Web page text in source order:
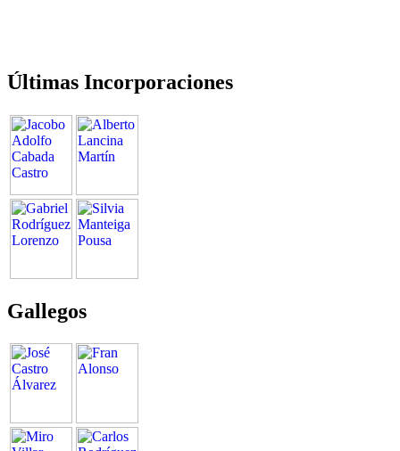
Últimas Incorporaciones
Gallegos